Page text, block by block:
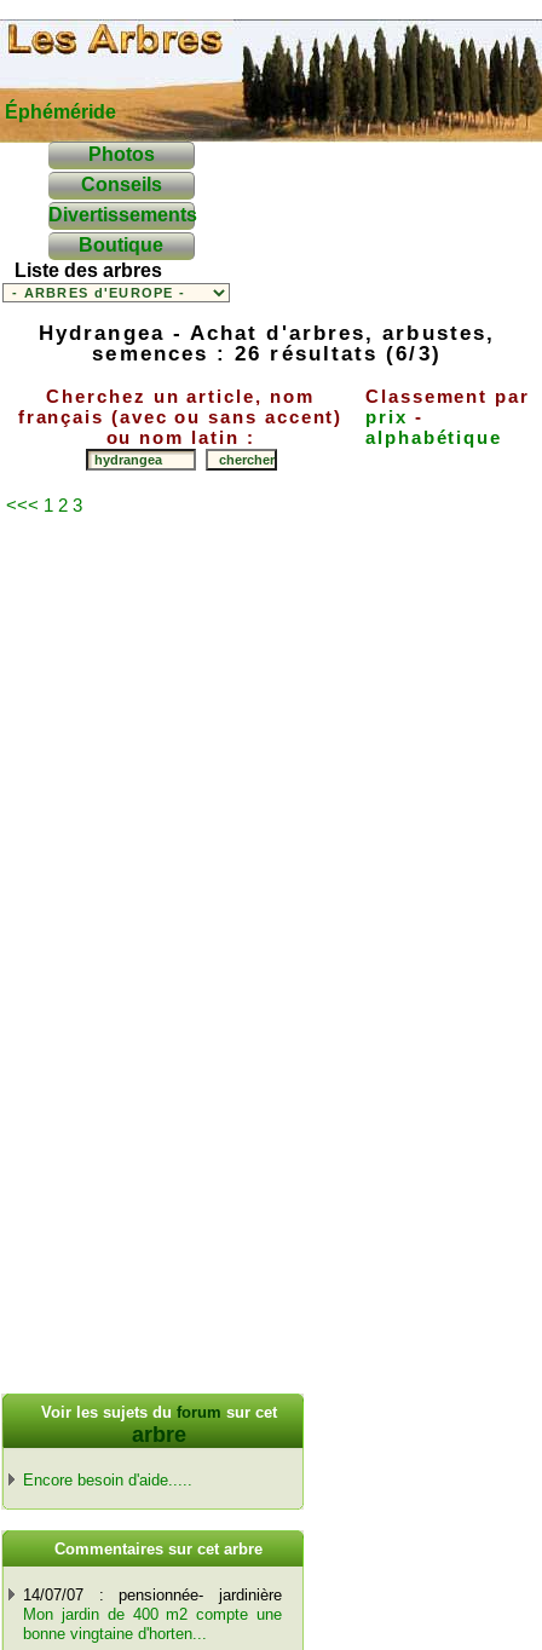
Éphéméride
Photos
Conseils
Divertissements
Boutique
Liste des arbres
Hydrangea - Achat d'arbres, arbustes,
semences : 26 résultats (6/3)
Cherchez un article, nom
français (avec ou sans accent)
ou nom latin :
Classement par
prix -
alphabétique
<<< 1 2 3
Voir les sujets du forum sur cet
arbre
Encore besoin d'aide.....
Commentaires sur cet arbre
14/07/07 : pensionnée- jardinière
Mon jardin de 400 m2 compte une
bonne vingtaine d'horten...